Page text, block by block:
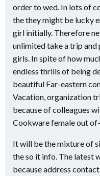
order to wed. In lots of
the they might be lucky
girl initially. Therefore
unlimited take a trip
girls. In spite of how
endless thrills of being
beautiful Far-eastern
Vacation, organization
because of colleagues
Cookware female out
It will be the mixture of
the so it info. The latest
because address